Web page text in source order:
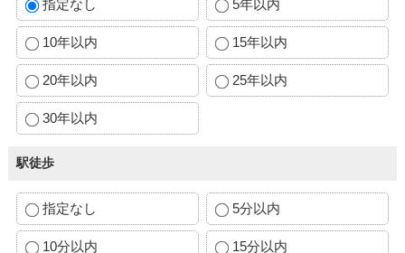
指定なし 5年以内
10年以内 15年以内
20年以内 25年以内
30年以内
駅徒歩
指定なし 5分以内
10分以内 15分以内